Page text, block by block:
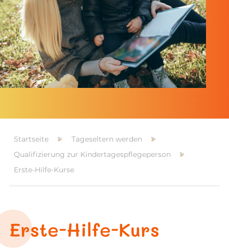
Startseite
Tageseltern werden
Qualifizierung zur Kindertagespflegeperson
Erste-Hilfe-Kurse
Erste-Hilfe-Kurs